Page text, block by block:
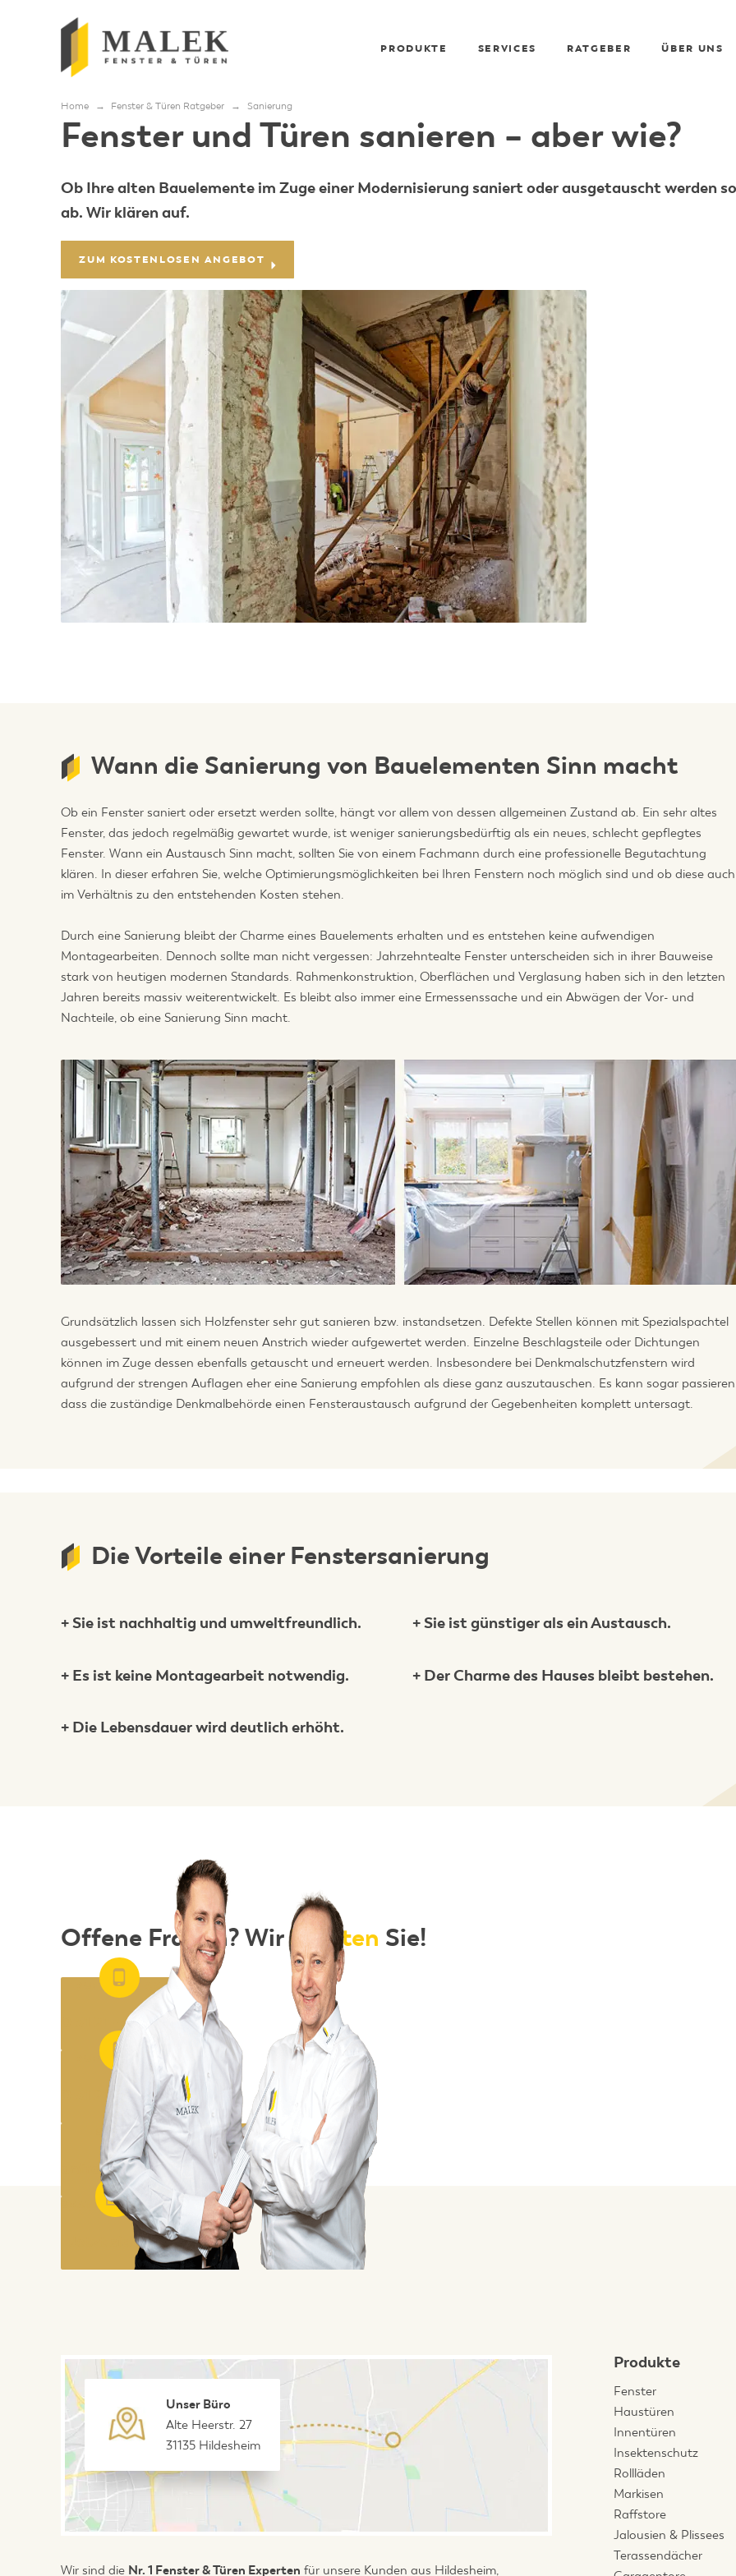
PRODUKTE SERVICES RATGEBER ÜBER UNS
Home → Fenster & Türen Ratgeber → Sanierung
Fenster und Türen sanieren – aber wie?
Ob Ihre alten Bauelemente im Zuge einer Modernisierung saniert oder ausgetauscht werden
ab. Wir klären auf.
ZUM KOSTENLOSEN ANGEBOT
Wann die Sanierung von Bauelementen Sinn macht
Ob ein Fenster saniert oder ersetzt werden sollte, hängt vor allem von dessen allgemeinen Zustand ab. Ein sehr altes
Fenster, das jedoch regelmäßig gewartet wurde, ist weniger sanierungsbedürftig als ein neues, schlecht gepflegtes
Fenster. Wann ein Austausch Sinn macht, sollten Sie von einem Fachmann durch eine professionelle Begutachtung
klären. In dieser erfahren Sie, welche Optimierungsmöglichkeiten bei Ihren Fenstern noch möglich sind und ob diese auch
im Verhältnis zu den entstehenden Kosten stehen.
Durch eine Sanierung bleibt der Charme eines Bauelements erhalten und es entstehen keine aufwendigen
Montagearbeiten. Dennoch sollte man nicht vergessen: Jahrzehntealte Fenster unterscheiden sich in ihrer Bauweise
stark von heutigen modernen Standards. Rahmenkonstruktion, Oberflächen und Verglasung haben sich in den letzten
Jahren bereits massiv weiterentwickelt. Es bleibt also immer eine Ermessenssache und ein Abwägen der Vor- und
Nachteile, ob eine Sanierung Sinn macht.
Grundsätzlich lassen sich Holzfenster sehr gut sanieren bzw. instandsetzen. Defekte Stellen können mit Spezialspachtel
ausgebessert und mit einem neuen Anstrich wieder aufgewertet werden. Einzelne Beschlagsteile oder Dichtungen
können im Zuge dessen ebenfalls getauscht und erneuert werden. Insbesondere bei Denkmalschutzfenstern wird
aufgrund der strengen Auflagen eher eine Sanierung empfohlen als diese ganz auszutauschen. Es kann sogar
dass die zuständige Denkmalbehörde einen Fensteraustausch aufgrund der Gegebenheiten komplett untersagt.
Die Vorteile einer Fenstersanierung
+ Sie ist nachhaltig und umweltfreundlich. + Sie ist günstiger als ein Austausch.
+ Es ist keine Montagearbeit notwendig. + Der Charme des Hauses bleibt bestehen.
+ Die Lebensdauer wird deutlich erhöht.
Offene Fragen? Wirberaten Sie!
RUFEN SIE AN
0 51 21 - 51 31 44
RUFEN SIE AN
0 51 21 - 51 31 44
SCHREIBEN SIE UNS
anfrage@malek-fenster.de
GRATIS ANGEBOT
Jetzt sichern
Unser Büro
Alte Heerstr. 27
31135 Hildesheim
Wir sind die Nr. 1 Fenster & Türen Experten für unsere Kunden aus Hildesheim,
Produkte
Fenster
Haustüren
Innentüren
Insektenschutz
Rollläden
Markisen
Raffstore
Jalousien & Plissees
Terassendächer